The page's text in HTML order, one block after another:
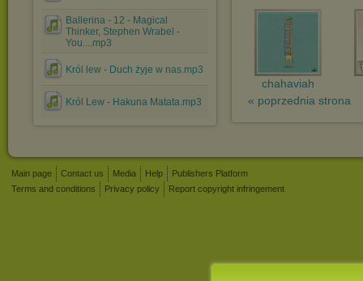
Ballerina - 12 - Magical
Thinker, Stephen Wrabel -
You....mp3
Król lew - Duch żyje w nas.mp3
Król Lew - Hakuna Matata.mp3
chahaviah
« poprzednia strona
Main page Contact us Media Help
Publishers Platform
Terms and conditions
Privacy policy Report copyright infringement